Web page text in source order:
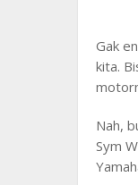
Gak
kita.
Nah,
Sym